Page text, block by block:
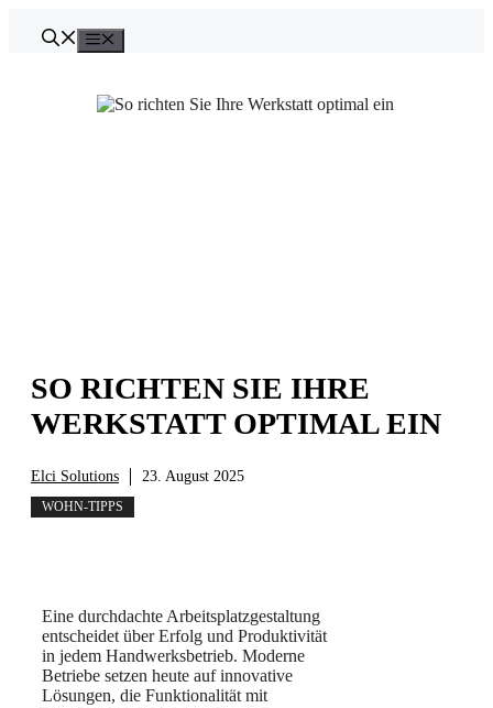
Inhalt
SO RICHTEN SIE IHRE
WERKSTATT OPTIMAL EIN
Elci Solutions 23. August 2025
WOHN-TIPPS
Eine durchdachte Arbeitsplatzgestaltung
entscheidet über Erfolg und Produktivität
in jedem Handwerksbetrieb. Moderne
Betriebe setzen heute auf innovative
Lösungen, die Funktionalität mit